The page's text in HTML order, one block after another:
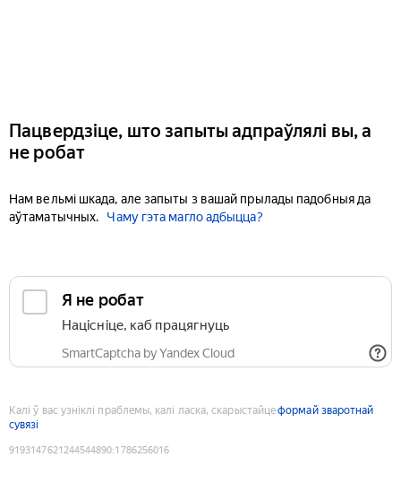
Пацвердзіце, што запыты адпраўлялі вы, а
не робат
Нам вельмі шкада, але запыты з вашай прылады падобныя да
аўтаматычных.
Чаму гэта магло адбыцца?
Я не робат
Націсніце, каб працягнуць
SmartCaptcha by Yandex Cloud
Калі ў вас узніклі праблемы, калі ласка, скарыстайцеформай зваротнай
сувязі
9193147621244544890:1786256016